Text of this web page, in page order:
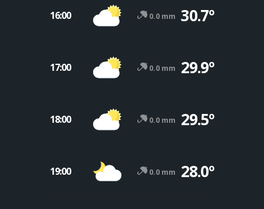
16:00 0.0 mm 30.7º
17:00 0.0 mm 29.9º
18:00 0.0 mm 29.5º
19:00 0.0 mm 28.0º